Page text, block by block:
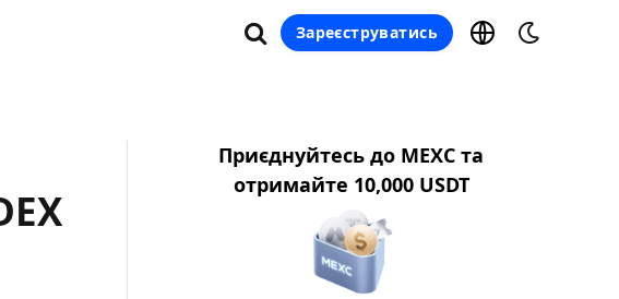
Зареєструватись
Приєднуйтесь до MEXC та
отримайте 10,000 USDT